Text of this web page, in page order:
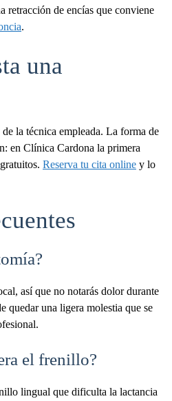
retracción de encías que conviene
.
una
la técnica empleada. La forma de
en Clínica Cardona la primera
Reserva tu cita online y lo
así que no notarás dolor durante
quedar una ligera molestia que se
el frenillo?
lingual que dificulta la lactancia